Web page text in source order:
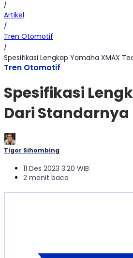
/
Artikel
/
Tren Otomotif
/
Spesifikasi Lengkap Yamaha XMAX
Tren Otomotif
Spesifikasi
Dari Standarnya
Tigor Sihombing
11 Des 2023 3:20 WIB
2 menit baca